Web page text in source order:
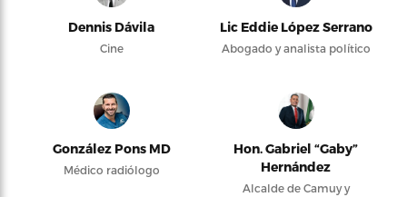
Dennis Dávila
Cine
Lic Eddie López Serrano
Abogado y analista político
González Pons MD
Médico radiólogo
Hon. Gabriel “Gaby”
Hernández
Alcalde de Camuy y